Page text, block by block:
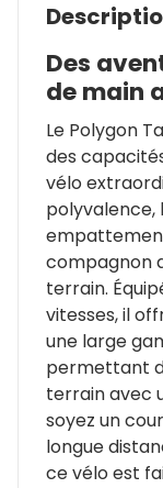
Des
de main
Le Polygon
des
vélo
polyvalence,
compagnon
terrain.
vitesses, il
une large
permettant
terrain avec
soyez un
longue
ce vélo est